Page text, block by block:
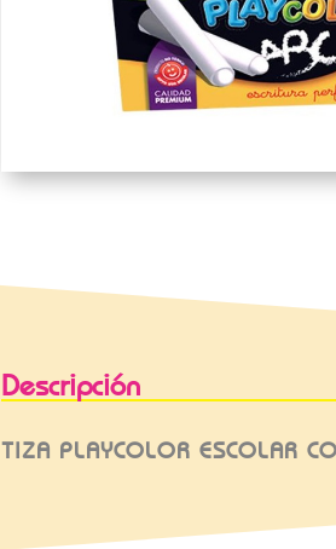
Descripción
TIZA PLAYCOLOR ESCOLAR